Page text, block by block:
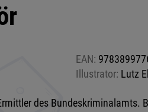
EAN:
Illustrator: Lutz
des Bundeskriminalamts.